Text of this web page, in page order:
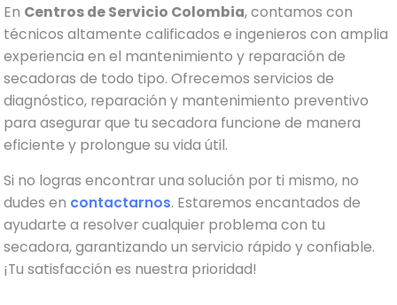
En Centros de Servicio Colombia, contamos con
técnicos altamente calificados e ingenieros con amplia
experiencia en el mantenimiento y reparación de
secadoras de todo tipo. Ofrecemos servicios de
diagnóstico, reparación y mantenimiento preventivo
para asegurar que tu secadora funcione de manera
eficiente y prolongue su vida útil.
Si no logras encontrar una solución por ti mismo, no
dudes en contactarnos. Estaremos encantados de
ayudarte a resolver cualquier problema con tu
secadora, garantizando un servicio rápido y confiable.
¡Tu satisfacción es nuestra prioridad!